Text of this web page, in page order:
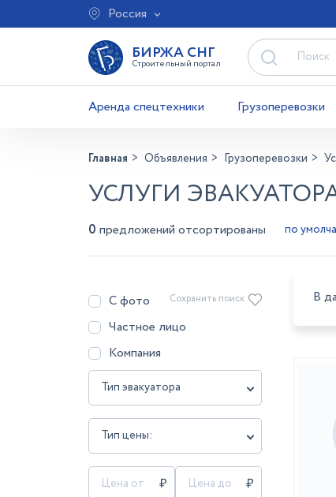
Россия
БИРЖА СНГ
Строительный портал
Аренда спецтехники Грузоперевозки
Главная Объявления Грузоперевозки
УСЛУГИ
0 предложений отсортированы
С фото
Частное лицо
Компания
Тип эвакуатора
Тип цены:
Сохранить поиск В